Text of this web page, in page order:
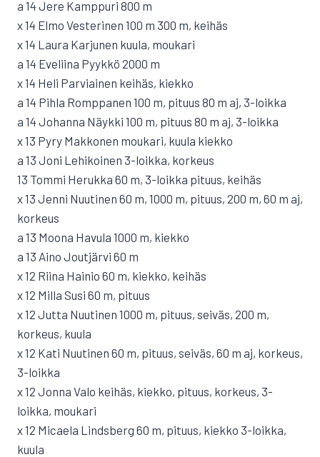
a 14 Jere Kamppuri 800 m
x 14 Elmo Vesterinen 100 m 300 m, keihäs
x 14 Laura Karjunen kuula, moukari
a 14 Eveliina Pyykkö 2000 m
x 14 Heli Parviainen keihäs, kiekko
a 14 Pihla Romppanen 100 m, pituus 80 m aj, 3-loikka
a 14 Johanna Näykki 100 m, pituus 80 m aj, 3-loikka
x 13 Pyry Makkonen moukari, kuula kiekko
a 13 Joni Lehikoinen 3-loikka, korkeus
13 Tommi Herukka 60 m, 3-loikka pituus, keihäs
x 13 Jenni Nuutinen 60 m, 1000 m, pituus, 200 m, 60 m aj,
korkeus
a 13 Moona Havula 1000 m, kiekko
a 13 Aino Joutjärvi 60 m
x 12 Riina Hainio 60 m, kiekko, keihäs
x 12 Milla Susi 60 m, pituus
x 12 Jutta Nuutinen 1000 m, pituus, seiväs, 200 m,
korkeus, kuula
x 12 Kati Nuutinen 60 m, pituus, seiväs, 60 m aj, korkeus,
3-loikka
x 12 Jonna Valo keihäs, kiekko, pituus, korkeus, 3-
loikka, moukari
x 12 Micaela Lindsberg 60 m, pituus, kiekko 3-loikka,
kuula